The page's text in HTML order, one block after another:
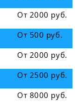
От 2000 руб.
От 500 руб.
От 2000 руб.
От 2500 руб.
От 8000 руб.